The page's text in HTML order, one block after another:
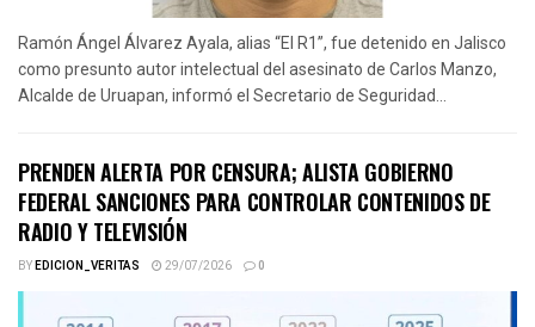
Ramón Ángel Álvarez Ayala, alias “El R1”, fue detenido en Jalisco
como presunto autor intelectual del asesinato de Carlos Manzo,
Alcalde de Uruapan, informó el Secretario de Seguridad...
PRENDEN ALERTA POR CENSURA; ALISTA GOBIERNO
FEDERAL SANCIONES PARA CONTROLAR CONTENIDOS DE
RADIO Y TELEVISIÓN
BYEDICION_VERITAS 29/07/2026 0